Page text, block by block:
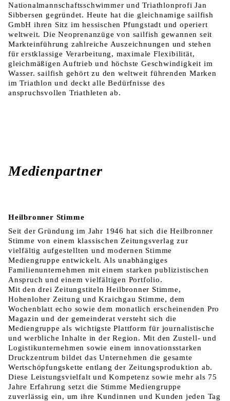
Nationalmannschaftsschwimmer und Triathlonprofi Jan
Sibbersen gegründet. Heute hat die gleichnamige sailfish
GmbH ihren Sitz im hessischen Pfungstadt und operiert
weltweit. Die Neoprenanzüge von sailfish gewannen seit
Markteinführung zahlreiche Auszeichnungen und stehen
für erstklassige Verarbeitung, maximale Flexibilität,
gleichmäßigen Auftrieb und höchste Geschwindigkeit im
Wasser. sailfish gehört zu den weltweit führenden Marken
im Triathlon und deckt alle Bedürfnisse des
anspruchsvollen Triathleten ab.
Medienpartner
Heilbronner Stimme
Seit der Gründung im Jahr 1946 hat sich die Heilbronner
Stimme von einem klassischen Zeitungsverlag zur
vielfältig aufgestellten und modernen Stimme
Mediengruppe entwickelt. Als unabhängiges
Familienunternehmen mit einem starken publizistischen
Anspruch und einem vielfältigen Portfolio.
Mit den drei Zeitungstiteln Heilbronner Stimme,
Hohenloher Zeitung und Kraichgau Stimme, dem
Wochenblatt echo sowie dem monatlich erscheinenden Pro
Magazin und der gemeinderat versteht sich die
Mediengruppe als wichtigste Plattform für journalistische
und werbliche Inhalte in der Region. Mit den Zustell- und
Logistikunternehmen sowie einem innovationsstarken
Druckzentrum bildet das Unternehmen die gesamte
Wertschöpfungskette entlang der Zeitungsproduktion ab.
Diese Leistungsvielfalt und Kompetenz sowie mehr als 75
Jahre Erfahrung setzt die Stimme Mediengruppe
zuverlässig ein, um ihre Kundinnen und Kunden jeden Tag